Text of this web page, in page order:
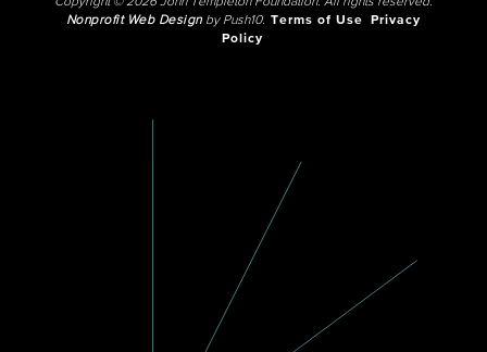
Nonprofit Web Designby Push10. Terms of Use
Privacy
Policy